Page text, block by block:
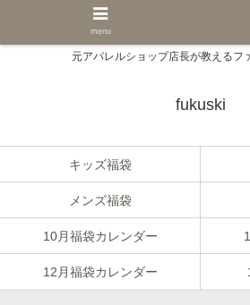
元アパレルショップ店長が教える
fukuski
キッズ福袋
メンズ福袋
10月福袋カレンダー
12月福袋カレンダー
menu